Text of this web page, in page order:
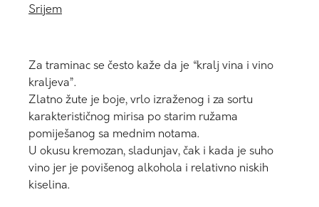
Srijem
Za traminac se često kaže da je “kralj vina i vino
kraljeva”.
Zlatno žute je boje, vrlo izraženog i za sortu
karakterističnog mirisa po starim ružama
pomiješanog sa mednim notama.
U okusu kremozan, sladunjav, čak i kada je suho
vino jer je povišenog alkohola i relativno niskih
kiselina.